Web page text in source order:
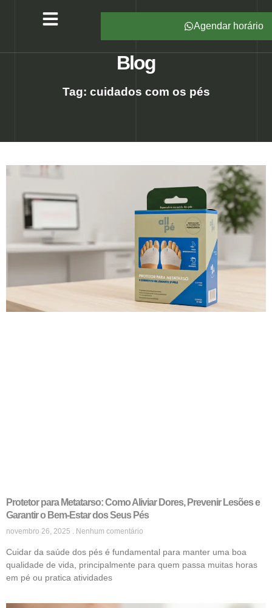
Agendar horário
Blog
Tag: cuidados com os pés
Protetor para Metatarso: Como Aliviar Dores, Prevenir Lesões e
Garantir o Bem-Estar dos Seus Pés
novembro 26, 2025 Nenhum comentário
Cuidar da saúde dos pés é fundamental para manter uma boa
qualidade de vida, principalmente para quem passa muitas horas
em pé ou pratica atividades